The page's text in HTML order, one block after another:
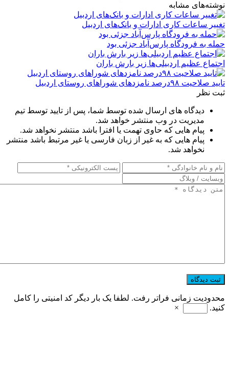
نوشته‌های مشابه
تغییر ساعات کاری ادارات و بانک‌های اردبیل
حمله به فرودگاه پارس‌‌آباد جزئی بود
اجتماع عظیم اردبیلی‌ها زیر بارش باران
تایید صلاحیت ۹۸درصد نامزدهای شوراهای روستای اردبیل
ثبت نظر
دیدگاه های ارسال شده توسط شما، پس از تایید توسط تیم
مدیریت در وب منتشر خواهد شد.
پیام هایی که حاوی تهمت یا افترا باشد منتشر نخواهد شد.
پیام هایی که به غیر از زبان فارسی یا غیر مرتبط باشد منتشر
نخواهد شد.
محدودیت زمانی فراتر رفت. لطفا یک بار دیگر کد امنیتی را کامل
کنید.
×